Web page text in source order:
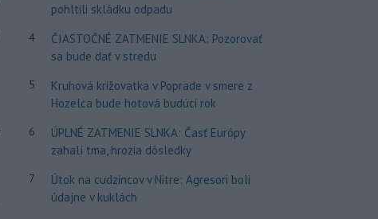
pohltili skládku odpadu
4
ČIASTOČNÉ ZATMENIE SLNKA: Pozorovať
sa bude dať v stredu
5
Kruhová križovatka v Poprade v smere z
Hozelca bude hotová budúci rok
6
ÚPLNÉ ZATMENIE SLNKA: Časť Európy
zahalí tma, hrozia dôsledky
7
Útok na cudzincov v Nitre: Agresori boli
údajne v kuklách